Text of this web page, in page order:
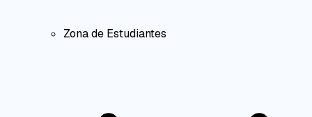
Zona de Estudiantes